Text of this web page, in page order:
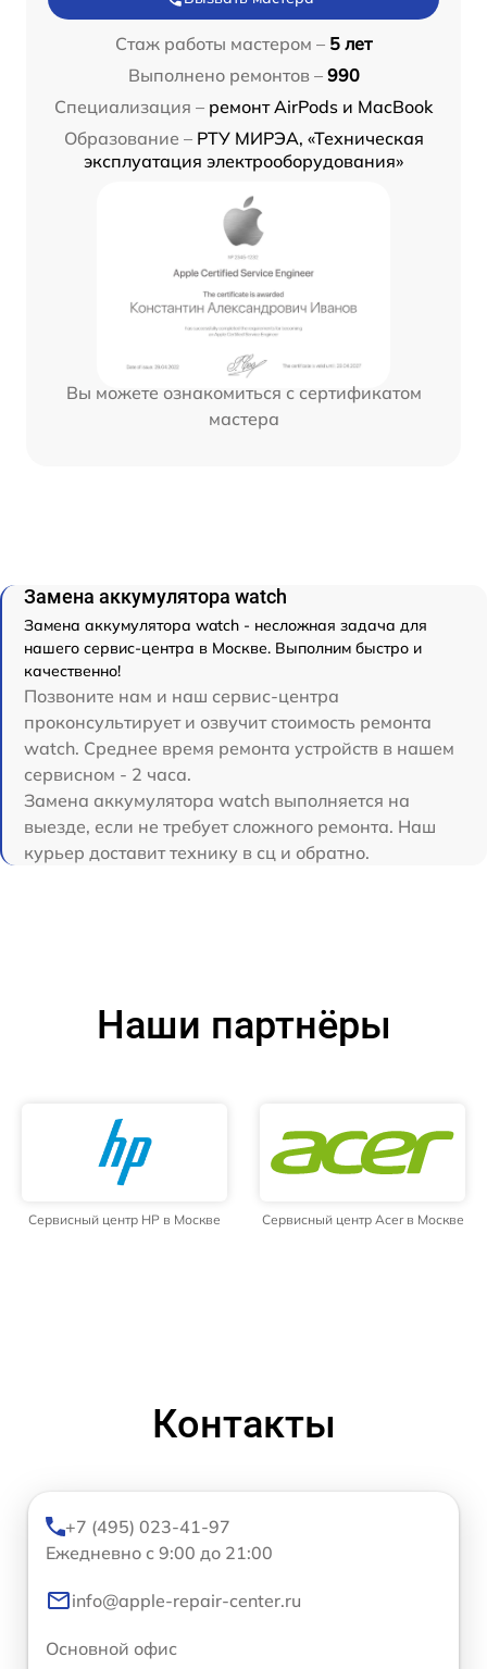
Стаж работы мастером – 5 лет
Выполнено ремонтов – 990
Специализация – ремонт AirPods и MacBook
Образование – РТУ МИРЭА, «Техническая
эксплуатация электрооборудования»
Вы можете ознакомиться с сертификатом
мастера
Замена аккумулятора watch
Замена аккумулятора watch - несложная задача для
нашего сервис-центра в Москве. Выполним быстро и
качественно!
Позвоните нам и наш сервис-центра
проконсультирует и озвучит стоимость ремонта
watch. Среднее время ремонта устройств в нашем
сервисном - 2 часа.
Замена аккумулятора watch выполняется на
выезде, если не требует сложного ремонта. Наш
курьер доставит технику в сц и обратно.
Наши партнёры
Сервисный центр HP в Москве Сервисный центр Acer в Москве
Контакты
+7 (495) 023-41-97
Ежедневно с 9:00 до 21:00
info@apple-repair-center.ru
Основной офис